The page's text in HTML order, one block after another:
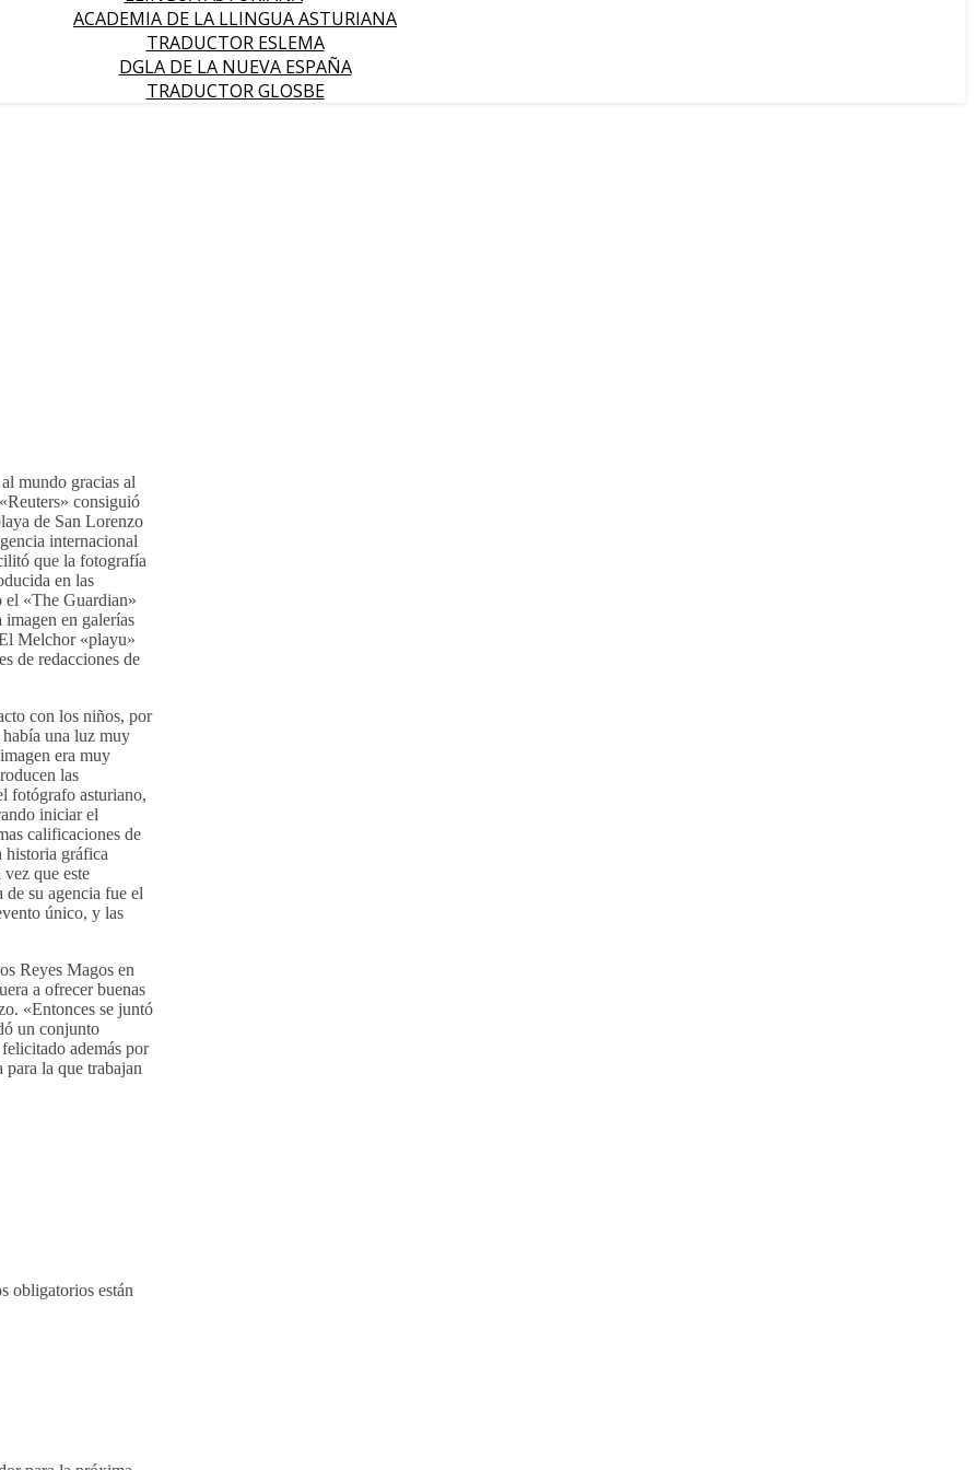
ACADEMIA DE LA LLINGUA ASTURIANA
TRADUCTOR ESLEMA
DGLA DE LA NUEVA ESPAÑA
TRADUCTOR GLOSBE
mundo gracias al
consiguió
de San Lorenzo
internacional
que la fotografía
en las
el «The Guardian»
en galerías
Melchor «playu»
de redacciones de
con los niños, por
una luz muy
era muy
las
fotógrafo asturiano,
iniciar el
calificaciones de
historia gráfica
que este
de su agencia fue el
único, y las
Reyes Magos en
a ofrecer buenas
«Entonces se juntó
un conjunto
además por
para la que trabajan
obligatorios están